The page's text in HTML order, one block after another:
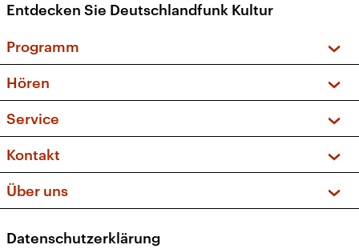
Entdecken Sie Deutschlandfunk Kultur
Programm
Sendungen und Podcasts
Musikliste
Kakadu – Das Kinderprogramm
Hören
Frequenzen (UKW + DAB+)
Service
FAQ
Apps
Newsletter
Kontakt
Social Media
Über uns
Datenschutzerklärung